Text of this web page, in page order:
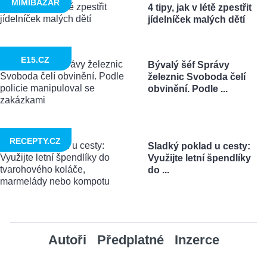
4 tipy, jak v létě zpestřit
jídelníček malých dětí
MIMIBAZAR
Bývalý šéf Správy
železnic Svoboda čelí
obvinění. Podle ...
E15.CZ
Sladký poklad u cesty:
Využijte letní špendlíky
do ...
RECEPTY.CZ
Autoři Předplatné Inzerce